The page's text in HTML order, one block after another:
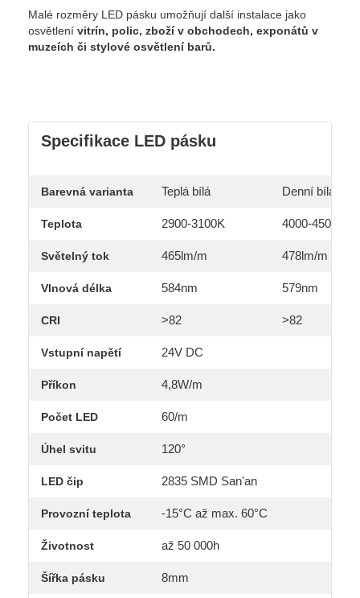
Malé rozměry LED pásku umožňují další instalace jako
osvětlení vitrín, polic, zboží v obchodech, exponátů v
muzeích či stylové osvětlení barů.
Specifikace LED pásku
Barevná varianta Teplá bílá Denní bílá
Teplota 2900-3100K 4000-4500K
Světelný tok 465lm/m 478lm/m
Vlnová délka 584nm 579nm
CRI >82 >82
Vstupní napětí 24V DC
Příkon 4,8W/m
Počet LED 60/m
Úhel svitu 120°
LED čip 2835 SMD San'an
Provozní teplota -15°C až max. 60°C
Životnost až 50 000h
Šířka pásku 8mm